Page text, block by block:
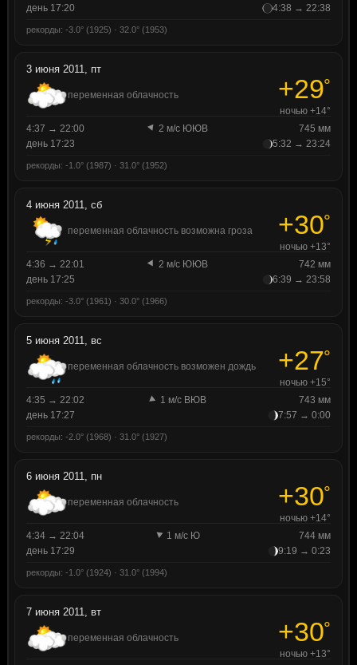
день 17:20
4:38 → 22:38
рекорды: -3.0° (1925) · 32.0° (1953)
3 июня 2011, пт
переменная облачность +29°
ночью +14°
4:37 → 22:00
2 м/с ЮЮВ
745 мм
день 17:23
5:32 → 23:24
рекорды: -1.0° (1987) · 31.0° (1952)
4 июня 2011, сб
переменная облачность возможна гроза +30°
ночью +13°
4:36 → 22:01
2 м/с ЮЮВ
742 мм
день 17:25
6:39 → 23:58
рекорды: -3.0° (1961) · 30.0° (1966)
5 июня 2011, вс
переменная облачность возможен дождь +27°
ночью +15°
4:35 → 22:02
1 м/с ВЮВ
743 мм
день 17:27
7:57 → 0:00
рекорды: -2.0° (1968) · 31.0° (1927)
6 июня 2011, пн
переменная облачность +30°
ночью +14°
4:34 → 22:04
1 м/с Ю
744 мм
день 17:29
9:19 → 0:23
рекорды: -1.0° (1924) · 31.0° (1994)
7 июня 2011, вт
переменная облачность +30°
ночью +13°